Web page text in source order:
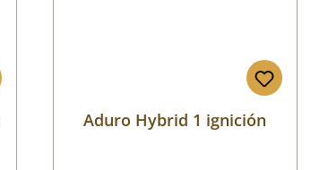
Aduro Hybrid 1 ignición